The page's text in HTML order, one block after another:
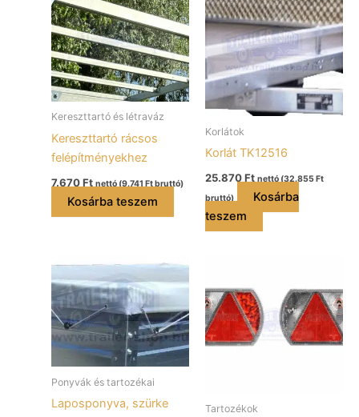
Kereszttartó és létraváz
Kereszttartó rácsos
felépítményekhez
7.670Ft nettó (9.741 Ftbruttó)
Kosárba teszem
Korlátok
Korlát TK12516
25.870Ft nettó (32.855 Ft
bruttó)
Kosárba
teszem
Ponyvák és tartozékai
Laposponyva, szürke
Tartozékok